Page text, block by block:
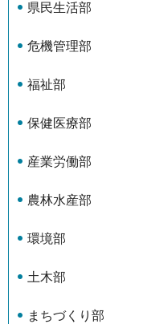
県民生活部
危機管理部
福祉部
保健医療部
産業労働部
農林水産部
環境部
土木部
まちづくり部